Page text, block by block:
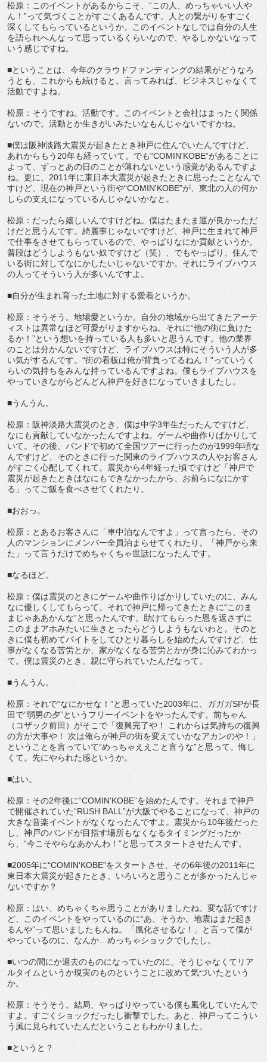
松原：このイベントがあるからこそ、“この人、めっちゃいい人や
ん！”って気づくことがすごくあるんです。人との繋がりをすごく
深くしてもらっているというか。このイベントなしでは自分の人生
を語られへんなって思っているくらいなので、やるしかないなって
いう感じですね。
■ということは、今年のクラウドファンディングの結果がどうなろ
うとも、これからも続けると。言ってみれば、ビジネスじゃなくて
活動ですよね。
松原：そうですね。活動です。このイベントと会社はまったく関係
ないので。活動とか生きがいみたいなもんじゃないですかね。
■僕は阪神淡路大震災が起きたとき神戸に住んでいたんですけど、
あれからもう20年も経っていて。でも“COMIN'KOBE”があることに
よって、ずっとあの日のことが薄れないという感覚があるんですよ
ね。更に、2011年に東日本大震災が起きたときに思ったことなんで
すけど、現在の神戸という街や“COMIN'KOBE”が、東北の人の何か
しらの支えになっているんじゃないかなと。
松原：だったら嬉しいんですけどね。僕はたまたま運が良かっただ
けだと思うんです。綺麗事じゃないですけど、神戸に生まれて神戸
で仕事をさせてもらっているので、やっぱりなにか貢献というか。
普段はどうしようもない奴ですけど（笑）、でもやっぱり、住んで
いる街に対してなにかしたいじゃないですか。それにライブハウス
の人ってそういう人が多いんですよ。
■自分が生まれ育った土地に対する愛着というか。
松原：そうそう。地場愛というか。自分の地域から出てきたアーテ
ィストは異常なほど可愛がりますからね。それに“他の街に負けた
るか！”という想いを持っている人も多いと思うんです。他の業界
のことは分かんないですけど、ライブハウスは特にそういう人が多
い気がするんです。“街の看板は俺が背負ってるねん！”っていうく
らいの気持ちをみんな持っているんですよね。僕もライブハウスを
やっていきながらどんどん神戸を好きになっていきましたし。
■うんうん。
松原：阪神淡路大震災のとき、僕は中学3年生だったんですけど、
なにも貢献していなかったんですよね。ゲームや曲作りばかりして
いて。その後、バンドで初めて全国ツアーに行ったのが1999年頃な
んですけど、そのときに行った関東のライブハウスの人やお客さん
がすごく心配してくれて。震災から4年経った頃ですけど「神戸で
震災が起きたときはなにもできなかったから、お前らになにかす
る」ってご飯を食べさせてくれたり。
■おおっ。
松原：とあるお客さんに「車中泊なんですよ」って言ったら、その
人のマンションにメンバー全員泊まらせてくれたり。「神戸から来
た」って言うだけでめちゃくちゃ世話になったんです。
■なるほど。
松原：僕は震災のときにゲームや曲作りばかりしていたのに、みん
なに優しくしてもらって。それで神戸に帰ってきたときに“このま
まじゃああかんな”と思ったんです。助けてもらった恩を返さずに
このままアホみたいに生きとったらどうしようもないわと。そのと
きに僕も初めてバイトをしてひとり暮らしを始めたんですけど、仕
事がなくなる苦労とか、家がなくなる苦労とかが身に沁みてわかっ
て。僕は震災のとき、親に守られていたんだなって。
■うんうん。
松原：それで“なにかせな！”と思っていた2003年に、ガガガSPが長
田で“弱男の夕”というフリーイベントをやったんです。前ちゃん
（コザック前田）がそこで「復興完了や！ これからは気持ちの復興
の方が大事や！ 次は俺らが神戸の街を変えていかなアカンのや！」
ということを言っていて“めっちゃええこと言うな”と思って。悔し
くて。先にやられた感というか。
■はい。
松原：その2年後に“COMIN'KOBE”を始めたんです。それまで神戸
で開催されていた“RUSH BALL”が大阪でやることになって、神戸の
大きな音楽イベントがなくなったんですよ。震災から10年後だった
し、神戸のバンドが目指す場所もなくなるタイミングだったか
ら、“今こそやらなあかんわ！”と思ってスタートさせたんです。
■2005年に“COMIN'KOBE”をスタートさせ、その6年後の2011年に
東日本大震災が起きたとき、いろいろと思うことが多かったんじゃ
ないですか？
松原：はい、めちゃくちゃ思うことがありましたね。変な話ですけ
ど、このイベントをやっているのに“あ、そうか。地震はまだ起き
るんや”って思いましたもんね。「風化させるな！」と言って僕が
やっているのに、なんか…めっちゃショックでしたし。
■いつの間にか過去のものになっていたのに、そうじゃなくてリア
ルタイムというか現実のものということに改めて気づいたという
か。
松原：そうそう。結局、やっぱりやっている僕も風化していたんで
すよ。すごくショックだったし衝撃でした。あと、神戸ってこうい
う風に見られていたんだということもわかりました。
■というと？